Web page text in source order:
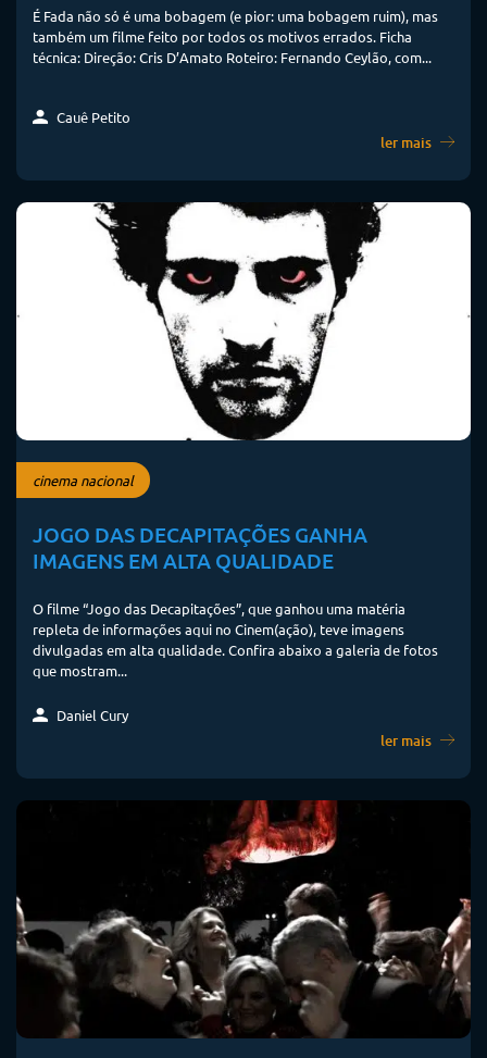
É Fada não só é uma bobagem (e pior: uma bobagem ruim), mas
também um filme feito por todos os motivos errados. Ficha
técnica: Direção: Cris D’Amato Roteiro: Fernando Ceylão, com...
Cauê Petito
ler mais
cinema nacional
JOGO DAS DECAPITAÇÕES GANHA
IMAGENS EM ALTA QUALIDADE
O filme “Jogo das Decapitações”, que ganhou uma matéria
repleta de informações aqui no Cinem(ação), teve imagens
divulgadas em alta qualidade. Confira abaixo a galeria de fotos
que mostram...
Daniel Cury
ler mais